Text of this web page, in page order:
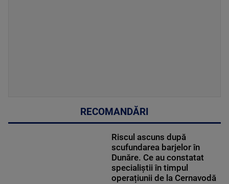
RECOMANDĂRI
Riscul ascuns după
scufundarea barjelor în
Dunăre. Ce au constatat
specialiștii în timpul
operațiunii de la Cernavodă